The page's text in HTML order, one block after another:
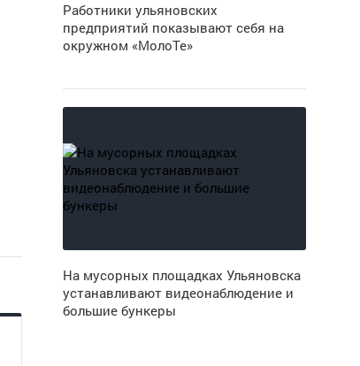
Работники ульяновских
предприятий показывают себя на
окружном «МолоТе»
На мусорных площадках Ульяновска
устанавливают видеонаблюдение и
большие бункеры